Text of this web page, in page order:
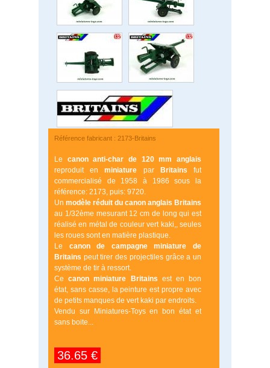
Référence fabricant : 2173-Britains
Le canon anti-char de 120 mm anglais
reproduit enminiature par Britains fut
commercialisé de 1958 à 1986 sous la
référence: 2173, puis: 9720.
Un modèle réduit du canon anglais Britains
au 1/32ème mesurant 12 cm de long qui est
réalisé en métal de couleur vert kaki,, seules
les roues sont en matière plastique.
Le canon de campagne miniature de
Britains peut tirer des projectiles grâce a un
système de tir à ressort.
Cecanon miniature Britains est en bon
état, sans casse, la peinture est propre avec
de petits manques de vert kaki par endroits.
Vendu sur Miniatures-Toys en bon état et
sans boite...
36.65 €